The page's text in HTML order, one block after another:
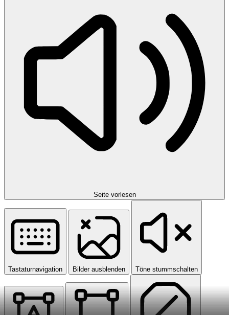
Seite vorlesen
Tastaturnavigation Bilder ausblenden Töne stummschalten